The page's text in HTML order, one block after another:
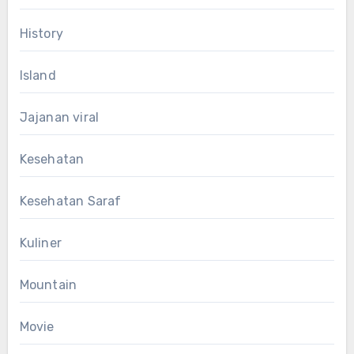
History
Island
Jajanan viral
Kesehatan
Kesehatan Saraf
Kuliner
Mountain
Movie